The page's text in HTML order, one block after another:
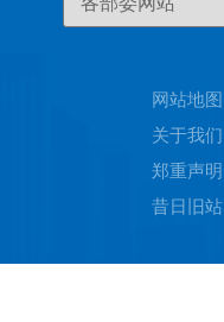
网站地图
关于我们
郑重声明
昔日旧站